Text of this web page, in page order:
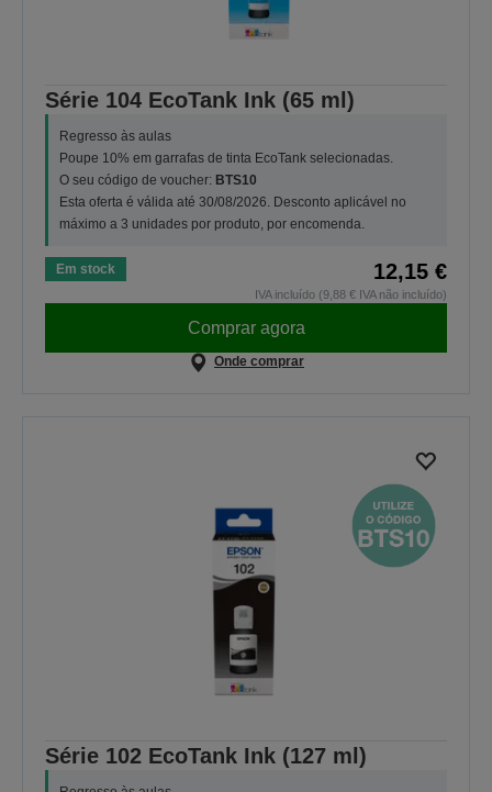
Série 104 EcoTank Ink (65 ml)
Regresso às aulas
Poupe 10% em garrafas de tinta EcoTank selecionadas.
O seu código de voucher: BTS10
Esta oferta é válida até 30/08/2026. Desconto aplicável no
máximo a 3 unidades por produto, por encomenda.
Em stock 12,15 €
IVA incluído (9,88 € IVA não incluído)
Comprar agora
Onde comprar
Série 102 EcoTank Ink (127 ml)